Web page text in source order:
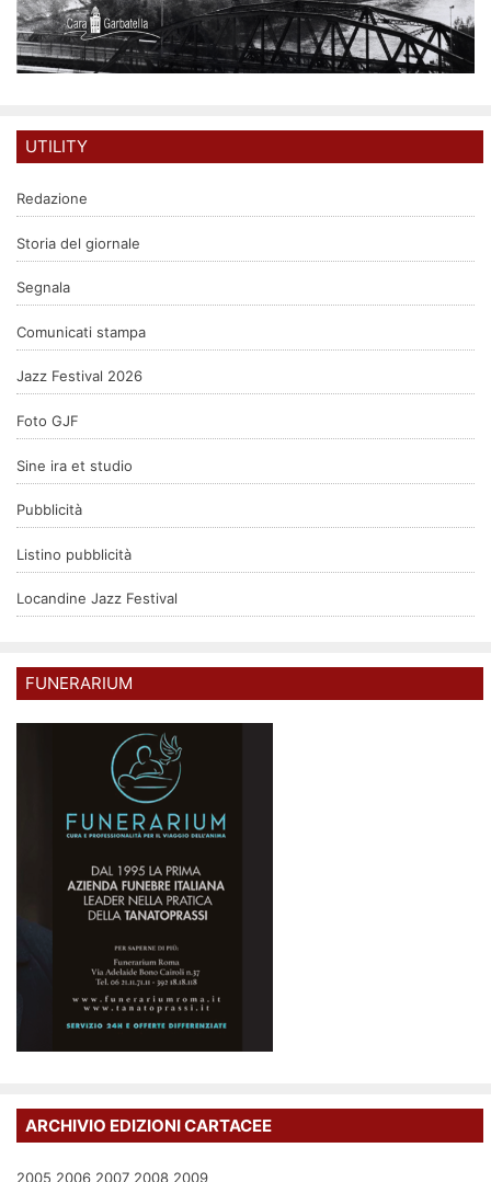
UTILITY
Redazione
Storia del giornale
Segnala
Comunicati stampa
Jazz Festival 2026
Foto GJF
Sine ira et studio
Pubblicità
Listino pubblicità
Locandine Jazz Festival
FUNERARIUM
ARCHIVIO EDIZIONI CARTACEE
2005 2006 2007 2008 2009